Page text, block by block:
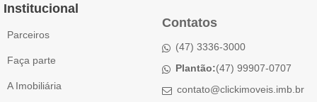
Institucional
Parceiros
Faça parte
A Imobiliária
Contatos
(47) 3336-3000
Plantão:(47) 99907-0707
contato@clickimoveis.imb.br